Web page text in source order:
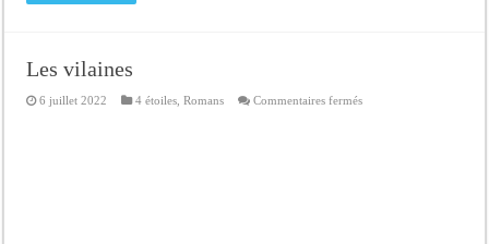
Les vilaines
6 juillet 2022 4 étoiles ,Romans Commentaires ferméssur